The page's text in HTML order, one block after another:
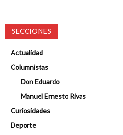
SECCIONES
Actualidad
Columnistas
Don Eduardo
Manuel Ernesto Rivas
Curiosidades
Deporte